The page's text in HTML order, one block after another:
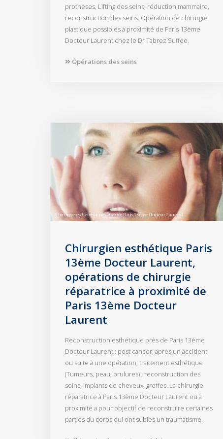
prothèses, Lifting des seins, réduction mammaire,
reconstruction des seins. Opération de chirurgie
plastique possibles à proximité de Paris 13ème
Docteur Laurent chez le Dr Tabrez Suffee.
Opérations des seins
Chirurgien esthétique Paris
13ème Docteur Laurent,
opérations de chirurgie
réparatrice à proximité de
Paris 13ème Docteur
Laurent
Reconstruction esthétique près de Paris 13ème
Docteur Laurent : post cancer, après un accident
ou suite à une opération, traitement esthétique
(Tumeurs, peau, brulures) ; reconstruction des
seins, implants de cheveux, greffes. La chirurgie
réparatrice à Paris 13ème Docteur Laurent ou à
proximité a pour objectif de reconstruire certaines
parties du corps qui ont subies un traumatisme.